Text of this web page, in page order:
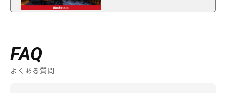
FAQ
よくある質問